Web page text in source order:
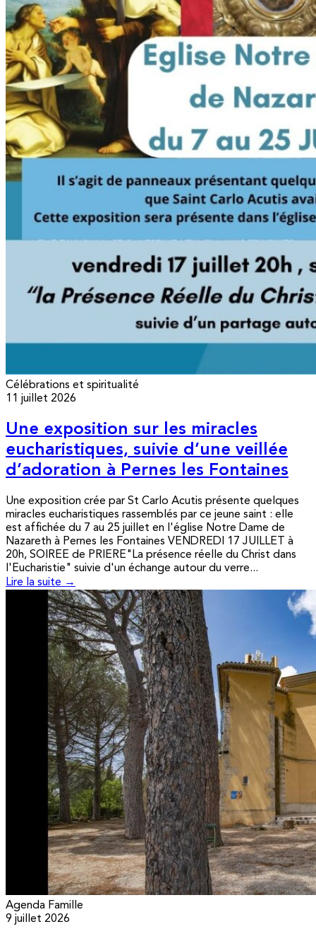
Célébrations et spiritualité
11 juillet 2026
Une exposition sur les miracles
eucharistiques, suivie d’une veillée
d’adoration à Pernes les Fontaines
Une exposition crée par St Carlo Acutis présente quelques
miracles eucharistiques rassemblés par ce jeune saint : elle
est affichée du 7 au 25 juillet en l'église Notre Dame de
Nazareth à Pernes les Fontaines VENDREDI 17 JUILLET à
20h, SOIREE de PRIERE"La présence réelle du Christ dans
l'Eucharistie" suivie d'un échange autour du verre...
Lire la suite →
Agenda Famille
9 juillet 2026